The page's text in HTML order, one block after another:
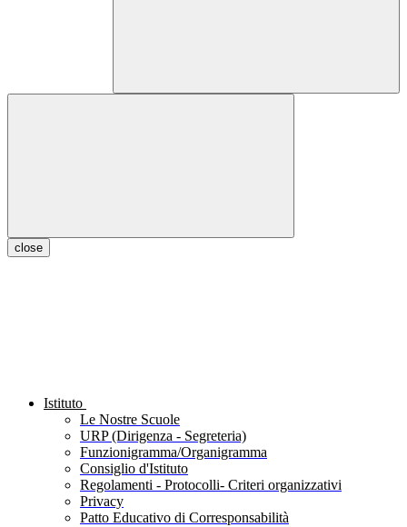
close
Istituto
Le Nostre Scuole
URP (Dirigenza - Segreteria)
Funzionigramma/Organigramma
Consiglio d'Istituto
Regolamenti - Protocolli- Criteri organizzativi
Privacy
Patto Educativo di Corresponsabilità